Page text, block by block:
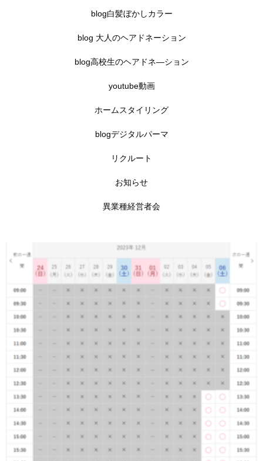
blog白髪ぼかしカラー
blog 大人のヘアドネーション
blog高校生のヘアドネ―ション
youtube動画
ホームスタイリング
blogデジタルパーマ
リクルート
お知らせ
異業種経営者会